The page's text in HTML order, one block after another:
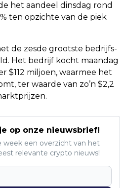
het aandeel dinsdag rond
ten opzichte van de piek
de zesde grootste bedrijfs-
Het bedrijf kocht maandag
$112 miljoen, waarmee het
ter waarde van zo’n $2,2
op onze nieuwsbrief!
week een overzicht van het
relevante crypto nieuws!